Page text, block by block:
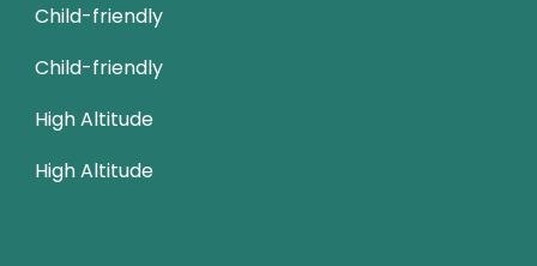
Child-friendly
Child-friendly
High Altitude
High Altitude